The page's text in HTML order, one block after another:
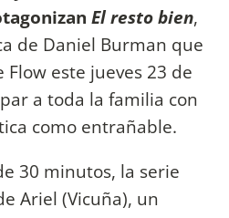
El resto bien,
de Daniel Burman que
este jueves 23 de
a toda la familia con
como entrañable.
30 minutos, la serie
Ariel (Vicuña), un